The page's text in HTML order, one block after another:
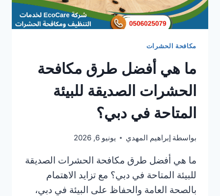
مكافحة الحشرات
ما هي أفضل طرق مكافحة
الحشرات الصديقة للبيئة
المتاحة في دبي؟
بواسطة إبراهيم المهدي يونيو 6, 2026
ما هي أفضل طرق مكافحة الحشرات الصديقة
للبيئة المتاحة في دبي؟ مع تزايد الاهتمام
بالصحة العامة والحفاظ على البيئة في دبي،